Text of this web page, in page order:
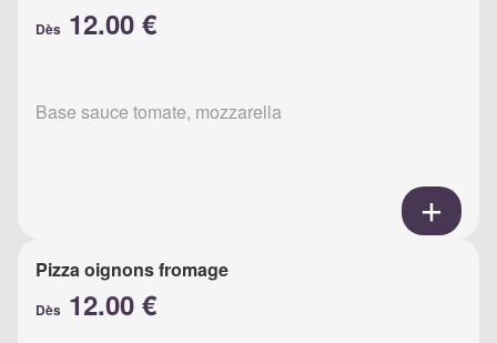
Dès 12.00 €
Base sauce tomate, mozzarella
Pizza oignons fromage
Dès 12.00 €